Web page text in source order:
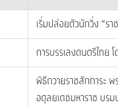
เริ่มปล่อยตัวนักวิ่ง “ร
การบรรเลงดนตรีไทย
พิธีถวายราชสักการะ
อดุลยเดชมหาราช บร